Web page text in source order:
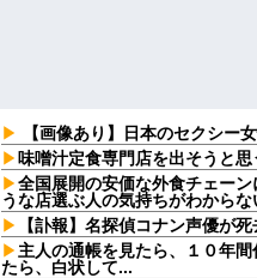
【画像あり】日本のセクシー
味噌汁定食専門店を出そうと思
全国展開の安価な外食チェー
うな店選ぶ人の気持ちがわからな
【訃報】名探偵コナン声優が
主人の通帳を見たら、１０年
たら、白状して...